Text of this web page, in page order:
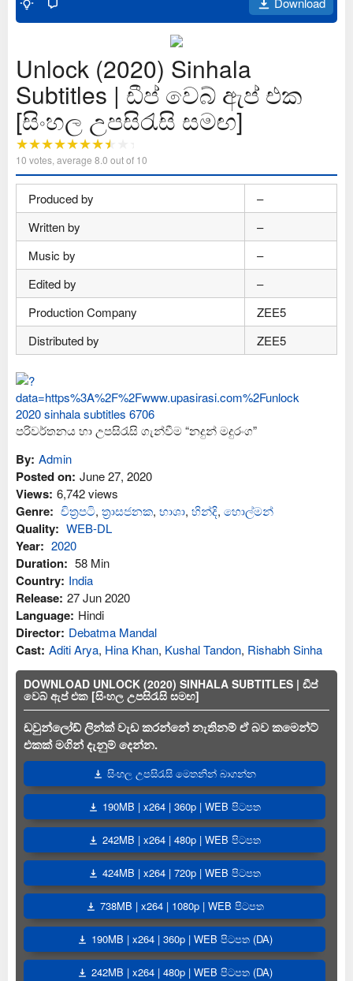
Unlock (2020) Sinhala
Subtitles | ඩීප් වෙබ් ඇප් එක
[සිංහල උපසිරැසි සමඟ]
10 votes, average 8.0 out of 10
Produced by
–
Written by
–
Music by
–
Edited by
–
Production Company
ZEE5
Distributed by
ZEE5
පරිවර්තනය හා උපසිරැසි ගැන්වීම “නදුන් මදුරංග”
By: Admin
Posted on: June 27, 2020
Views: 6,742 views
Genre: චිත්‍රපටි, ත්‍රාසජනක, භාශා, හින්දි, හොල්මන්
Quality: WEB-DL
Year: 2020
Duration: 58 Min
Country: India
Release: 27 Jun 2020
Language: Hindi
Director: Debatma Mandal
Cast: Aditi Arya, Hina Khan, Kushal Tandon, Rishabh Sinha
DOWNLOAD UNLOCK (2020) SINHALA SUBTITLES | ඩීප්
වෙබ් ඇප් එක [සිංහල උපසිරැසි සමඟ]
ඩවුන්ලෝඩ් ලින්ක් වැඩ කරන්නේ නැතිනම් ඒ බව කමෙන්ට්
එකක් මගින් දැනුම් දෙන්න.
සිංහල උපසිරැසි මෙතනින් බාගන්න
190MB | x264 | 360p | WEB පිටපත
242MB | x264 | 480p | WEB පිටපත
424MB | x264 | 720p | WEB පිටපත
738MB | x264 | 1080p | WEB පිටපත
190MB | x264 | 360p | WEB පිටපත (DA)
242MB | x264 | 480p | WEB පිටපත (DA)